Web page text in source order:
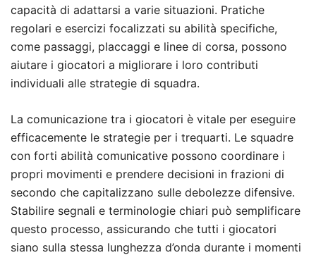
capacità di adattarsi a varie situazioni. Pratiche
regolari e esercizi focalizzati su abilità specifiche,
come passaggi, placcaggi e linee di corsa, possono
aiutare i giocatori a migliorare i loro contributi
individuali alle strategie di squadra.
La comunicazione tra i giocatori è vitale per eseguire
efficacemente le strategie per i trequarti. Le squadre
con forti abilità comunicative possono coordinare i
propri movimenti e prendere decisioni in frazioni di
secondo che capitalizzano sulle debolezze difensive.
Stabilire segnali e terminologie chiari può semplificare
questo processo, assicurando che tutti i giocatori
siano sulla stessa lunghezza d’onda durante i momenti